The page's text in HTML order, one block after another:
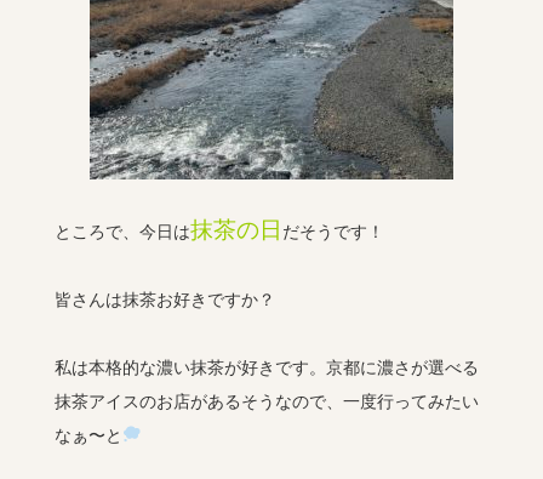
ところで、今日は抹茶の日 だそうです！
皆さんは抹茶お好きですか？
私は本格的な濃い抹茶が好きです。京都に濃さが選べる
抹茶アイスのお店があるそうなので、一度行ってみたい
なぁ〜と